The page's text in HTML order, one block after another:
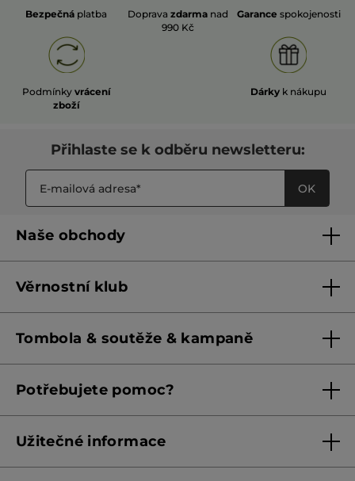
Bezpečná platba Doprava zdarma nad
990 Kč
Garance spokojenosti
Podmínky vrácení
zboží
Dárky k nákupu
Přihlaste se k odběru newsletteru:
OK
Naše obchody
Franšízing
Věrnostní klub
Pravidla věrnostního klubu od 1. 6. 2026
Tombola & soutěže & kampaně
Podmínky aktuálních nabídek
Potřebujete pomoc?
Užitečné informace